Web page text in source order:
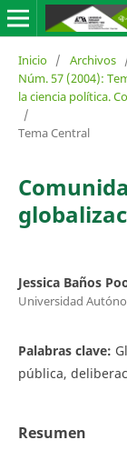
Inicio / Archivos
Núm. 57 (2004):
la ciencia política.
/
Tema Central
Jessica Baños
Universidad
Palabras clave:
pública,
Resumen